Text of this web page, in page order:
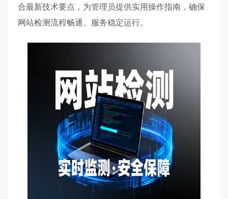
合最新技术要点，为管理员提供实用操作指南，确保
网站检测流程畅通、服务稳定运行。